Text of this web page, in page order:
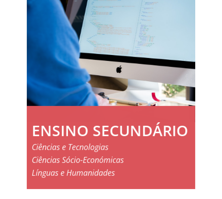
ENSINO SECUNDÁRIO
Ciências e Tecnologias
Ciências Sócio-Económicas
Línguas e Humanidades